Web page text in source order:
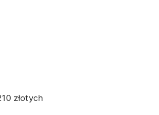
złotych